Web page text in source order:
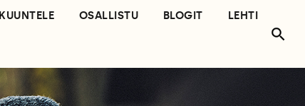
KUUNTELE OSALLISTU BLOGIT
LEHTI